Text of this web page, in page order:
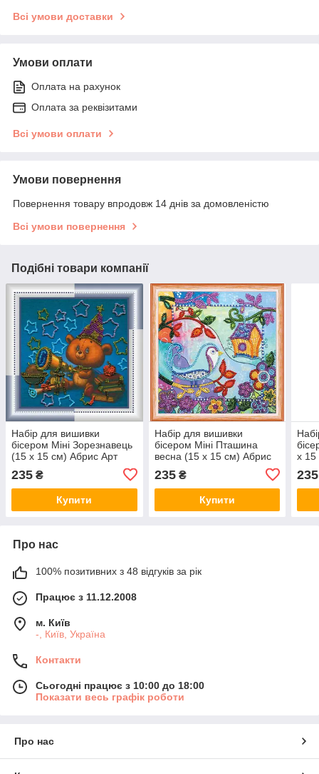
Всі умови доставки
Умови оплати
Оплата на рахунок
Оплата за реквізитами
Всі умови оплати
Умови повернення
Повернення товару впродовж 14 днів за домовленістю
Всі умови повернення
Подібні товари компанії
Набір для вишивки
бісером Міні Зорезнавець
(15 х 15 см) Абрис Арт
235 ₴
Купити
Набір для вишивки
бісером Міні Пташина
весна (15 х 15 см) Абрис
235₴
Купити
х 15
235
Про нас
100% позитивних з 48 відгуків за рік
Працює з 11.12.2008
м. Київ
-, Київ, Україна
Контакти
Сьогодні працює з 10:00 до 18:00
Показати весь графік роботи
Про нас